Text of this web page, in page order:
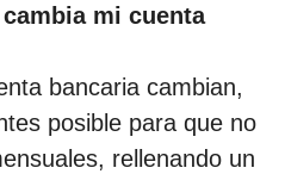
mi cuenta
bancaria cambian,
posible para que no
rellenando un